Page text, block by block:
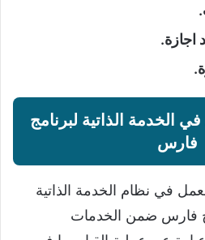
اجازة.
الخدمة الذاتية لبرنامج
فارس
في نظام الخدمة الذاتية
فارس ضمن الخدمات